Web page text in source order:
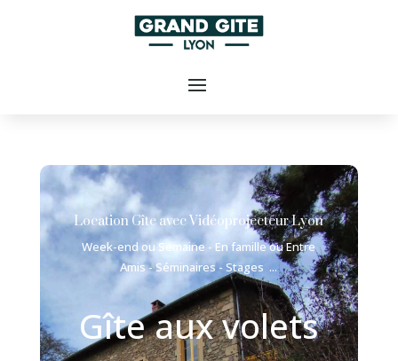
Location Gîte avec Vidéoprojecteur Lyon
Week-end ou Semaine - En famille ou Entre
Amis - Séminaires - Stages ...
Gîte aux volets